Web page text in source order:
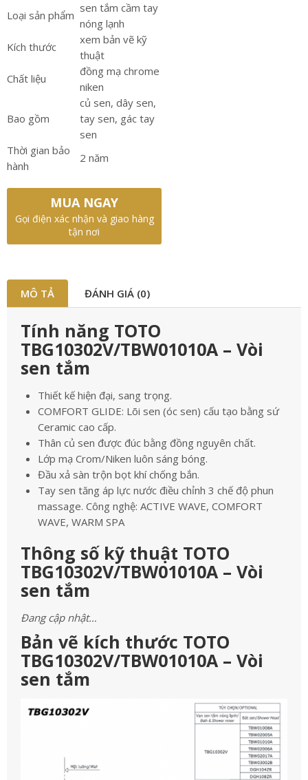
Loại sản phẩm
sen tắm cầm tay
nóng lạnh
Kích thước
xem bản vẽ kỹ
thuật
Chất liệu
đồng mạ chrome
niken
Bao gồm
củ sen, dây sen,
tay sen, gác tay
sen
Thời gian bảo
hành
2 năm
MUA NGAY
Gọi điện xác nhận và giao hàng
tận nơi
MÔ TẢ ĐÁNH GIÁ (0)
Tính năng TOTO
TBG10302V/TBW01010A – Vòi
sen tắm
Thiết kế hiện đại, sang trọng.
COMFORT GLIDE: Lõi sen (óc sen) cấu tạo bằng sứ
Ceramic cao cấp.
Thân củ sen được đúc bằng đồng nguyên chất.
Lớp mạ Crom/Niken luôn sáng bóng.
Đầu xả sàn trộn bọt khí chống bắn.
Tay sen tăng áp lực nước điều chỉnh 3 chế độ phun
massage. Công nghệ: ACTIVE WAVE, COMFORT
WAVE, WARM SPA
Thông số kỹ thuật TOTO
TBG10302V/TBW01010A – Vòi
sen tắm
Đang cập nhật…
Bản vẽ kích thước TOTO
TBG10302V/TBW01010A – Vòi
sen tắm